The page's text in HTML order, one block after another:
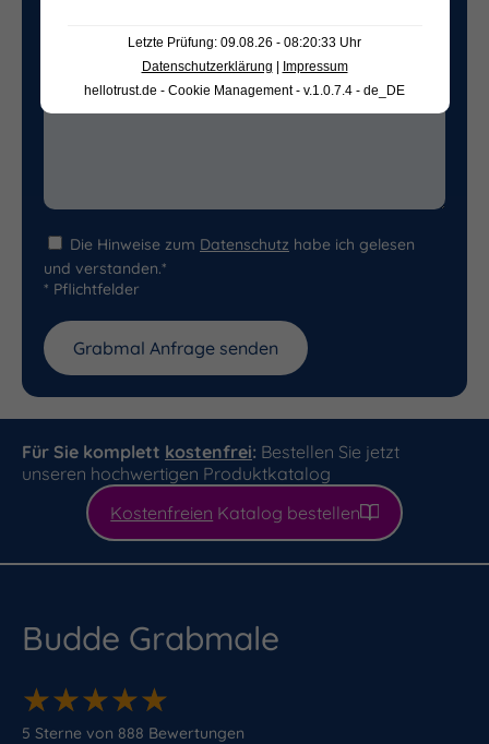
Die Hinweise zum Datenschutz habe ich gelesen
und verstanden.*
* Pflichtfelder
Für Sie komplett kostenfrei: Bestellen Sie jetzt
unseren hochwertigen Produktkatalog
Kostenfreien Katalog bestellen
Budde Grabmale
★★★★★
★★★★★
5 Sterne von 888 Bewertungen
Letzte Prüfung: 09.08.26 - 08:20:33 Uhr
Datenschutzerklärung | Impressum
hellotrust.de - Cookie Management - v.1.0.7.4 - de_DE